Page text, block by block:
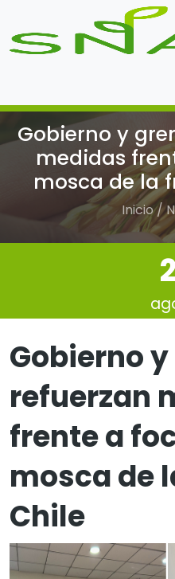
Gobierno y
medidas
mosca de la
Inicio /
Gobierno
refuerzan
frente a
mosca de
Chile